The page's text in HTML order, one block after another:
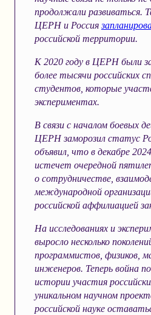
продолжали развиваться.
ЦЕРН и Россия
российской территории.
К 2020 году в ЦЕРН были
более тысячи российских
студентов, которые
экспериментах.
В связи с началом боевых
ЦЕРН заморозил статус
объявил, что в декабре
истечет очередной
о сотрудничестве,
международной
российской аффилиацией
На исследованиях и
выросло несколько
программистов, физиков,
инженеров. Теперь война
истории участия
уникальном научном
российской науке